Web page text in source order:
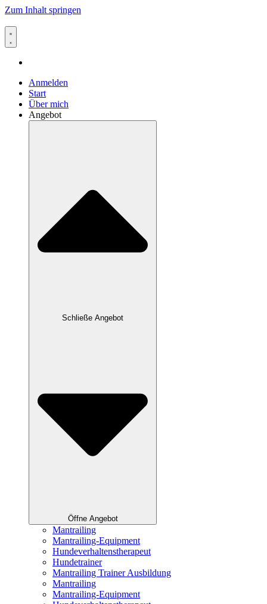
Zum Inhalt springen
Anmelden
Start
Über mich
Angebot
Schließe Angebot
Öffne Angebot
Mantrailing
Mantrailing-Equipment
Hundeverhaltenstherapeut
Hundetrainer
Mantrailing Trainer Ausbildung
Mantrailing
Mantrailing-Equipment